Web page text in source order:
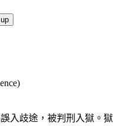
入歧途，被判刑入獄。獄